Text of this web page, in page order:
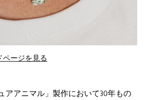
ページを見る
アアニマル」製作において30年もの